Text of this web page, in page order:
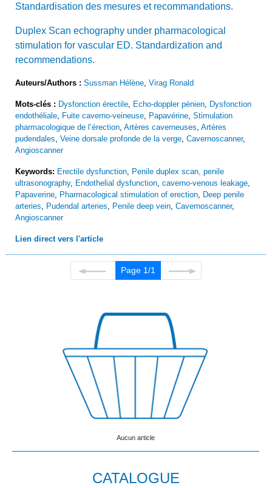
Standardisation des mesures et recommandations.
Duplex Scan echography under pharmacological
stimulation for vascular ED. Standardization and
recommendations.
Auteurs/Authors : Sussman Hélène Virag Ronald
Mots-clés : Dysfonction érectile Echo-doppler pénien
Dysfonction
endothéliale
Fuite caverno-veineuse Papavérine Stimulation
pharmacologique de l’érection Artères caverneuses Artères
pudendales Veine dorsale profonde de la verge Cavernoscanner,
Angioscanner
Keywords: Erectile dysfunction
Penile duplex scan, penile
ultrasonography, Endothelial dysfunction caverno-venous leakage
Papaverine
Pharmacological stimulation of erection
Deep penile
arteries
Pudendal arteries Penile deep vein Cavernoscanner,
Angioscanner
Lien direct vers l'article
Page 1/1
Aucun article
CATALOGUE